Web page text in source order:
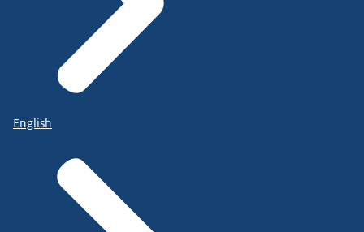
English